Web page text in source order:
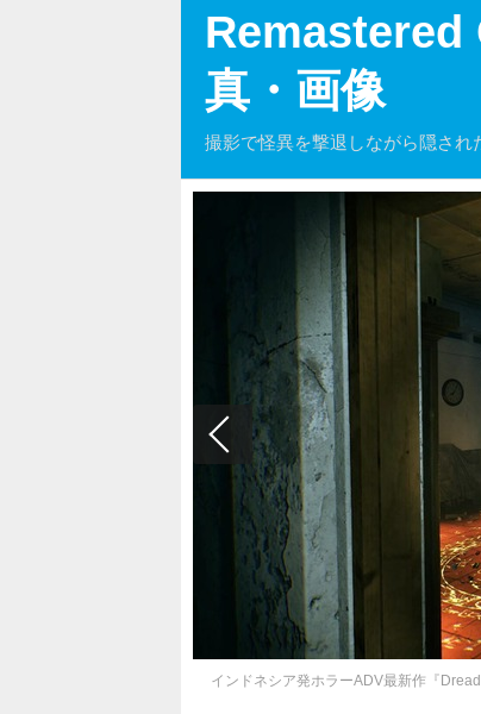
Remastered
真・画像
撮影で怪異を撃退しながら隠され
インドネシア発ホラーADV最新作『